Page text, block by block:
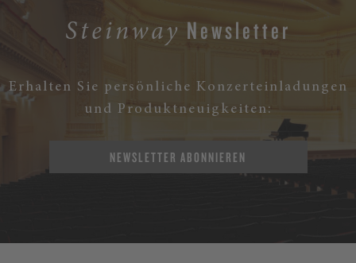
Steinway Newsletter
Erhalten Sie persönliche Konzerteinladungen
und Produktneuigkeiten:
NEWSLETTER ABONNIEREN